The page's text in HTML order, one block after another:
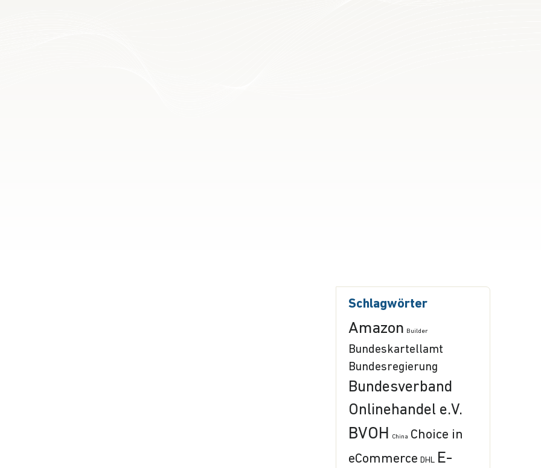
Schlagwörter
Amazon Builder
Bundeskartellamt
Bundesregierung
Bundesverband
Onlinehandel e.V.
BVOH China Choice in
eCommerce DHL E-